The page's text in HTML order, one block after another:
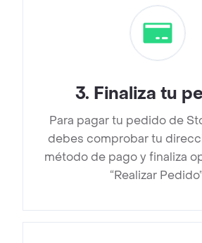
3. Finaliza tu
Para pagar tu pedido de
debes comprobar tu
método de pago y finaliza
“Realizar